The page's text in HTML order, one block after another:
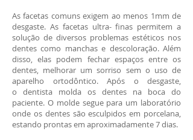
As facetas comuns exigem ao menos 1mm de
desgaste. As facetas ultra- finas permitem a
solução de diversos problemas estéticos nos
dentes como manchas e descoloração. Além
disso, elas podem fechar espaços entre os
dentes, melhorar um sorriso sem o uso de
aparelho ortodôntico. Após o desgaste,
o dentista molda os dentes na boca do
paciente. O molde segue para um laboratório
onde os dentes são esculpidos em porcelana,
estando prontas em aproximadamente 7 dias.